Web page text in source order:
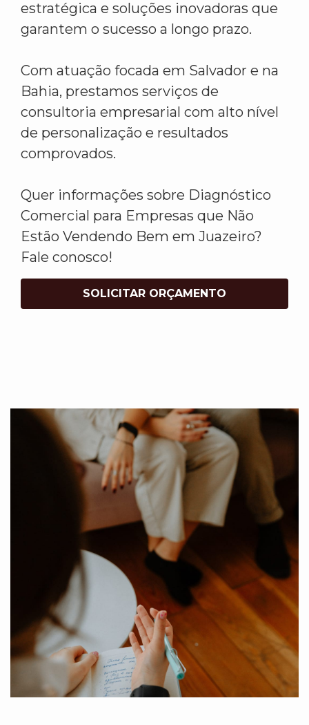
estratégica e soluções inovadoras que
garantem o sucesso a longo prazo.
Com atuação focada em Salvador e na
Bahia, prestamos serviços de
consultoria empresarial com alto nível
de personalização e resultados
comprovados.
Quer informações sobre Diagnóstico
Comercial para Empresas que Não
Estão Vendendo Bem em Juazeiro?
Fale conosco!
SOLICITAR ORÇAMENTO